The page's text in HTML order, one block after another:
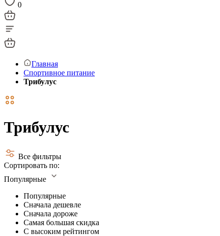
0
Главная
Спортивное питание
Трибулус
Трибулус
Все фильтры
Сортировать по:
Популярные
Популярные
Сначала дешевле
Сначала дороже
Самая большая скидка
С высоким рейтингом